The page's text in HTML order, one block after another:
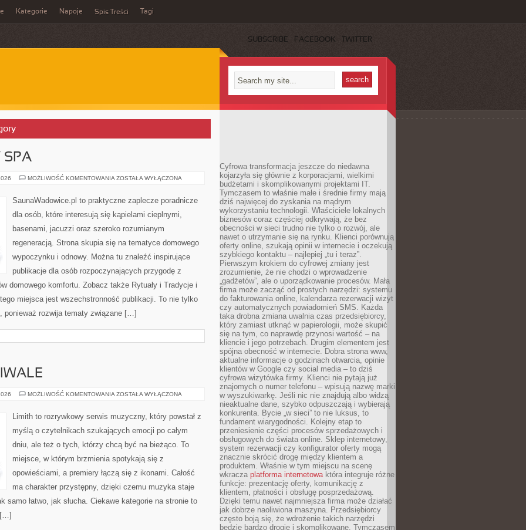
Kategorie Napoje Spis Treści Tagi
SUBSCRIBE FACEBOOK TWITTER
SPA
MOŻLIWOŚĆ KOMENTOWANIA JACUZZI
ZOSTAŁA WYŁĄCZONA
SaunaWadowice.pl to praktyczne zaplecze poradnicze
dla osób, które interesują się kąpielami cieplnymi,
basenami, jacuzzi oraz szeroko rozumianym
regeneracją. Strona skupia się na tematyce domowego
wypoczynku i odnowy. Można tu znaleźć inspirujące
publikacje dla osób rozpoczynających przygodę z
domowego komfortu. Zobacz także Rytuały i Tradycje i
miejsca jest wszechstronność publikacji. To nie tylko
ponieważ rozwija tematy związane […]
MOŻLIWOŚĆ KOMENTOWANIA KONCERTY
ZOSTAŁA WYŁĄCZONA
Limith to rozrywkowy serwis muzyczny, który powstał z
myślą o czytelnikach szukających emocji po całym
dniu, ale też o tych, którzy chcą być na bieżąco. To
miejsce, w którym brzmienia spotykają się z
opowieściami, a premiery łączą się z ikonami. Całość
ma charakter przystępny, dzięki czemu muzyka staje
samo łatwo, jak słucha. Ciekawe kategorie na stronie to
[…]
Cyfrowa transformacja jeszcze do niedawna
kojarzyła się głównie z korporacjami, wielkimi
budżetami i skomplikowanymi projektami IT.
Tymczasem to właśnie małe i średnie firmy mają
dziś najwięcej do zyskania na mądrym
wykorzystaniu technologii. Właściciele lokalnych
biznesów coraz częściej odkrywają, że bez
obecności w sieci trudno nie tylko o rozwój, ale
nawet o utrzymanie się na rynku. Klienci porównują
oferty online, szukają opinii w internecie i oczekują
szybkiego kontaktu – najlepiej „tu i teraz”.
Pierwszym krokiem do cyfrowej zmiany jest
zrozumienie, że nie chodzi o wprowadzenie
„gadżetów”, ale o uporządkowanie procesów. Mała
firma może zacząć od prostych narzędzi: systemu
do fakturowania online, kalendarza rezerwacji wizyt
czy automatycznych powiadomień SMS. Każda
taka drobna zmiana uwalnia czas przedsiębiorcy,
który zamiast utknąć w papierologii, może skupić
się na tym, co naprawdę przynosi wartość – na
kliencie i jego potrzebach. Drugim elementem jest
spójna obecność w internecie. Dobra strona www,
aktualne informacje o godzinach otwarcia, opinie
klientów w Google czy social media – to dziś
cyfrowa wizytówka firmy. Klienci nie pytają już
znajomych o numer telefonu – wpisują nazwę marki
w wyszukiwarkę. Jeśli nic nie znajdują albo widzą
nieaktualne dane, szybko odpuszczają i wybierają
konkurenta. Bycie „w sieci” to nie luksus, to
fundament wiarygodności. Kolejny etap to
przeniesienie części procesów sprzedażowych i
obsługowych do świata online. Sklep internetowy,
system rezerwacji czy konfigurator oferty mogą
znacznie skrócić drogę między klientem a
produktem. Właśnie w tym miejscu na scenę
wkracza platforma internetowaktóra integruje różne
funkcje: prezentację oferty, komunikację z
klientem, płatności i obsługę posprzedażową.
Dzięki temu nawet najmniejsza firma może działać
jak dobrze naoliwiona maszyna. Przedsiębiorcy
często boją się, że wdrożenie takich narzędzi
będzie bardzo drogie i skomplikowane. Tymczasem